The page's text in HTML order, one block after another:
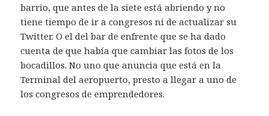
barrio, que antes de la siete está abriendo y no
tiene tiempo de ir a congresos ni de actualizar su
Twitter. O el del bar de enfrente que se ha dado
cuenta de que había que cambiar las fotos de los
bocadillos. No uno que anuncia que está en la
Terminal del aeropuerto, presto a llegar a uno de
los congresos de emprendedores.